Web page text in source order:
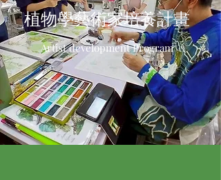
​植物學藝術家培養計畫
Artist development Program